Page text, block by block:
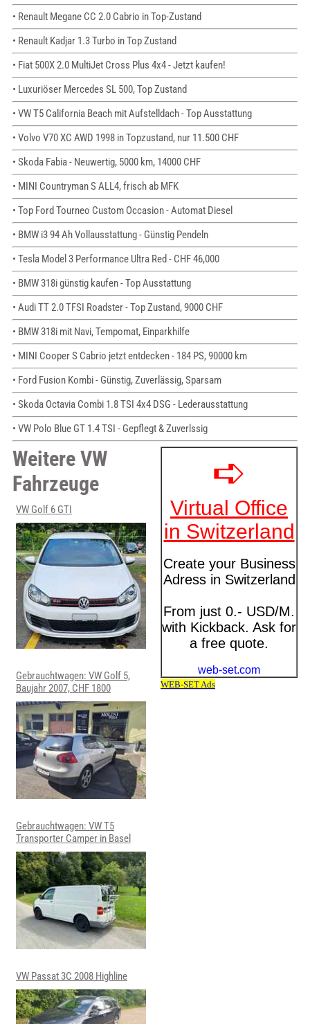
• Renault Megane CC 2.0 Cabrio in Top-Zustand
• Renault Kadjar 1.3 Turbo in Top Zustand
• Fiat 500X 2.0 MultiJet Cross Plus 4x4 - Jetzt kaufen!
• Luxuriöser Mercedes SL 500, Top Zustand
• VW T5 California Beach mit Aufstelldach - Top Ausstattung
• Volvo V70 XC AWD 1998 in Topzustand, nur 11.500 CHF
• Skoda Fabia - Neuwertig, 5000 km, 14000 CHF
• MINI Countryman S ALL4, frisch ab MFK
• Top Ford Tourneo Custom Occasion - Automat Diesel
• BMW i3 94 Ah Vollausstattung - Günstig Pendeln
• Tesla Model 3 Performance Ultra Red - CHF 46,000
• BMW 318i günstig kaufen - Top Ausstattung
• Audi TT 2.0 TFSI Roadster - Top Zustand, 9000 CHF
• BMW 318i mit Navi, Tempomat, Einparkhilfe
• MINI Cooper S Cabrio jetzt entdecken - 184 PS, 90000 km
• Ford Fusion Kombi - Günstig, Zuverlässig, Sparsam
• Skoda Octavia Combi 1.8 TSI 4x4 DSG - Lederausstattung
• VW Polo Blue GT 1.4 TSI - Gepflegt & Zuverlssig
Weitere VW
Fahrzeuge
VW Golf 6 GTI
Gebrauchtwagen: VW Golf 5,
Baujahr 2007, CHF 1800
Gebrauchtwagen: VW T5
Transporter Camper in Basel
VW Passat 3C 2008 Highline